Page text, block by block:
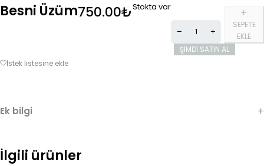
Besni Üzüm750.00₺Stokta var
SEPETE
EKLE
ŞIMDI SATIN AL
Ek bilgi
İlgili ürünler